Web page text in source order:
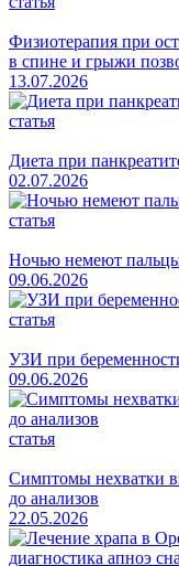
Физиотерапия при
в спине и грыжи
13.07.2026
статья
Диета при
02.07.2026
статья
Ночью немеют
09.06.2026
статья
УЗИ при
09.06.2026
статья
Симптомы нехватки
до анализов
22.05.2026